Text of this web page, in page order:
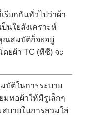
รียกกันทั่วไปว่าผ้า
นใยสังเคราะห์
ณสมบัติก็จะอยู่
ดยผ้า TC (ทีซี) จะ
บัติในการระบาย
มทอผ้าให้มีรูเล็กๆ
สบายในการสวมใส่